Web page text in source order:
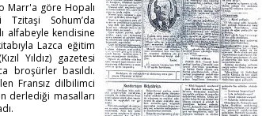
Marr'a göre Hopalı
Tzitaşi Sohum’da
alfabeyle kendisine
Lazca eğitim
Yıldız) gazetesi
broşürler basıldı.
Fransız dilbilimci
derlediği masalları